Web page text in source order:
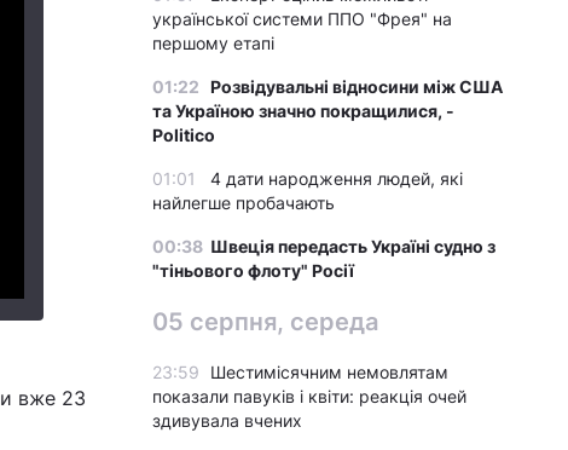
вже 23
української системи ППО "Фрея" на
першому етапі
01:22 Розвідувальні відносини між США
та Україною значно покращилися, -
Politico
01:01
4 дати народження людей, які
найлегше пробачають
00:38 Швеція передасть Україні судно з
"тіньового флоту" Росії
05 серпня, середа
23:59
Шестимісячним немовлятам
показали павуків і квіти: реакція очей
здивувала вчених